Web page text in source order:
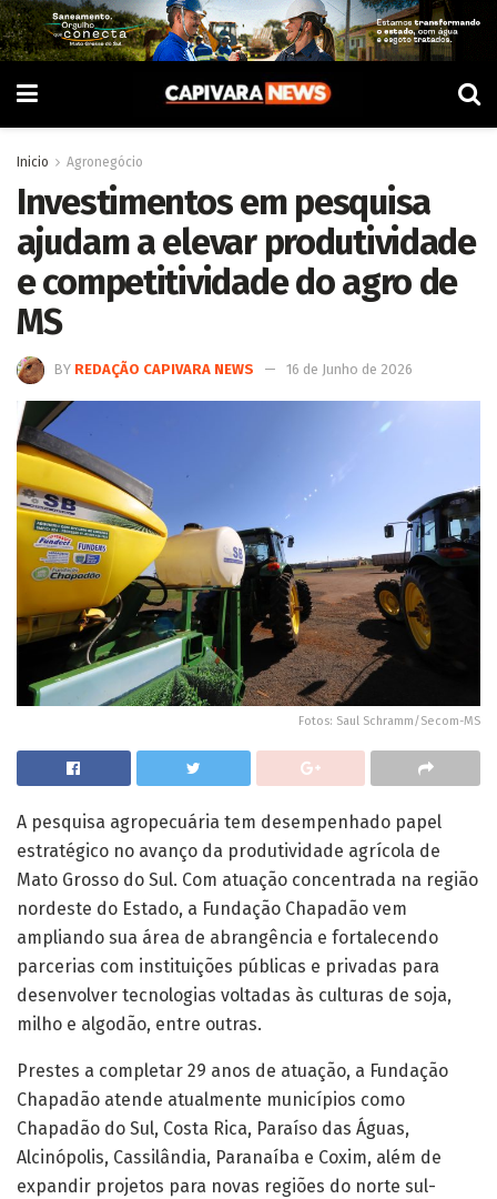
Inicio Agronegócio
Investimentos em pesquisa
ajudam a elevar produtividade
e competitividade do agro de
MS
BY REDAÇÃO CAPIVARA NEWS 16 de Junho de 2026
Fotos: Saul Schramm/Secom-MS
A pesquisa agropecuária tem desempenhado papel
estratégico no avanço da produtividade agrícola de
Mato Grosso do Sul. Com atuação concentrada na região
nordeste do Estado, a Fundação Chapadão vem
ampliando sua área de abrangência e fortalecendo
parcerias com instituições públicas e privadas para
desenvolver tecnologias voltadas às culturas de soja,
milho e algodão, entre outras.
Prestes a completar 29 anos de atuação, a Fundação
Chapadão atende atualmente municípios como
Chapadão do Sul, Costa Rica, Paraíso das Águas,
Alcinópolis, Cassilândia, Paranaíba e Coxim, além de
expandir projetos para novas regiões do norte sul-